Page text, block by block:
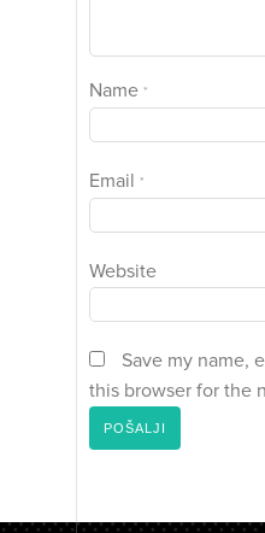
Name *
Email *
Website
Save my name,
this browser for the